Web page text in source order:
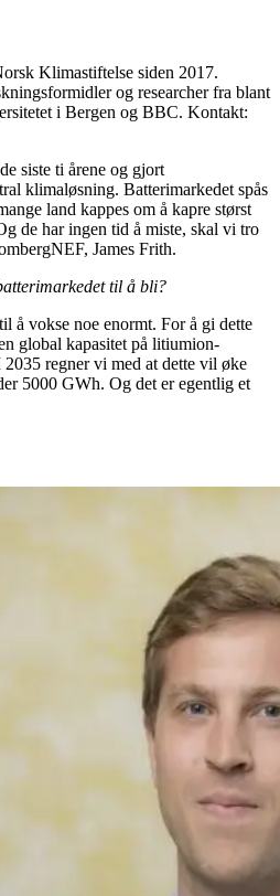
Klimastiftelse siden 2017.
og researcher fra blant
i Bergen og BBC. Kontakt:
siste ti årene og gjort
klimaløsning. Batterimarkedet spås
land kappes om å kapre størst
de har ingen tid å miste, skal vi tro
James Frith.
til å bli?
å vokse noe enormt. For å gi dette
global kapasitet på litiumion-
regner vi med at dette vil øke
5000 GWh. Og det er egentlig et